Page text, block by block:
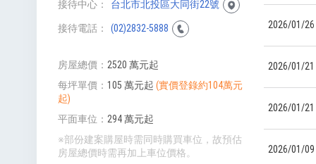
接待中心 台北市北投區大同街22號
接待電話 (02)2832-5888
房屋總價
2520 萬元起
每坪單價
105 萬元起 (實價登錄約104萬元
起)
平面車位
294 萬元起
※部份建案購屋時需同時購買車位，故預估
房屋總價時需再加上車位價格。
2026/01/26
2026/01/21
2026/01/21
2026/01/09